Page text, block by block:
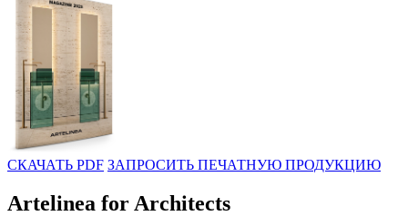
СКАЧАТЬ PDF ЗАПРОСИТЬ ПЕЧАТНУЮ ПРОДУКЦИЮ
Artelinea for Architects